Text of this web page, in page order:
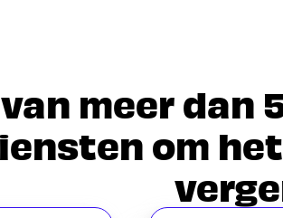
meer dan
om